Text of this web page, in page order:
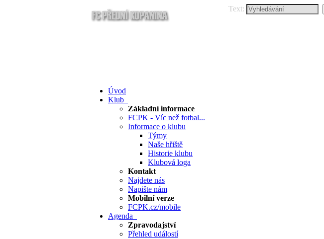
Text:
Úvod
Klub
Základní informace
FCPK - Víc než fotbal...
Informace o klubu
Týmy
Naše hřiště
Historie klubu
Klubová loga
Kontakt
Najdete nás
Napište nám
Mobilní verze
FCPK.cz/mobile
Agenda
Zpravodajství
Přehled událostí